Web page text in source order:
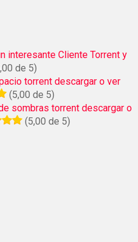
interesante Cliente Torrent y
de 5)
torrent descargar o ver
(5,00 de 5)
sombras torrent descargar o
(5,00 de 5)